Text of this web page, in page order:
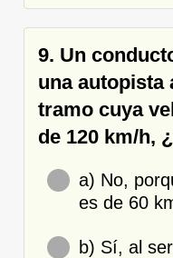
9. Un
una autopista
tramo cuya
de 120 km/h,
a) No,
es de 60
b) Sí, al